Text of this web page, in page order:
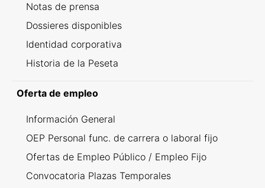
Notas de prensa
Dossieres disponibles
Identidad corporativa
Historia de la Peseta
Oferta de empleo
Información General
OEP Personal func. de carrera o laboral fijo
Ofertas de Empleo Público / Empleo Fijo
Convocatoria Plazas Temporales